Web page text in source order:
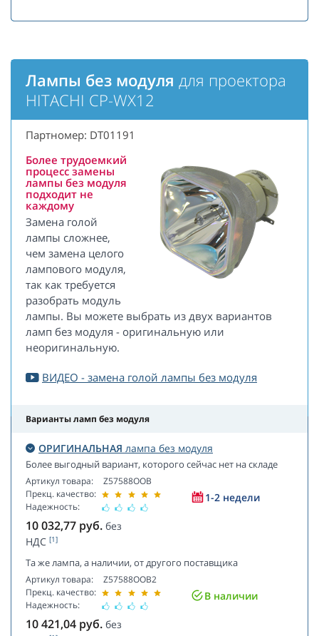
Лампы без модуля для проектора
HITACHI CP-WX12
Партномер: DT01191
Более трудоемкий
процесс замены
лампы без модуля
подходит не
каждому
Замена голой
лампы сложнее,
чем замена целого
лампового модуля,
так как требуется
разобрать модуль
лампы. Вы можете выбрать из двух вариантов
ламп без модуля - оригинальную или
неоригинальную.
ВИДЕО - замена голой лампы без модуля
Варианты ламп без модуля
ОРИГИНАЛЬНАЯ лампа без модуля
Более выгодный вариант, которого сейчас нет на складе
Артикул товара:
Прекц. качество:
Надежность:
Z57588OOB
1-2 недели
10 032,77 руб. без
НДС [1]
Та же лампа, а наличии, от другого поставщика
Артикул товара:
Прекц. качество:
Надежность:
Z57588OOB2
В наличии
10 421,04 руб. без